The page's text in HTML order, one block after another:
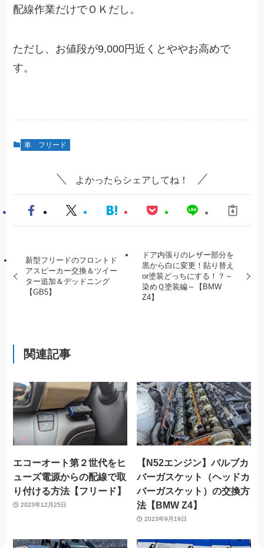
配線作業だけでＯＫだし。
ただし、お値段が9,000円近くとややお高めで
す。
車 フリード
よかったらシェアしてね！
新型フリードのフロントド
アスピーカー交換＆ツイー
ター追加＆デッドニング
【GB5】
ドア内張りのレザー部分を
黒から白に変更！貼り替え
or塗装どっちにする！？～
染めＱ塗装編～【BMW
Z4】
関連記事
エコーオート第２世代をヒ
ューズ電源からの配線で取
り付ける方法【フリード】
2023年12月25日
【N52エンジン】バルブカ
バーガスケット（ヘッドカ
バーガスケット）の交換方
法【BMW Z4】
2023年9月19日